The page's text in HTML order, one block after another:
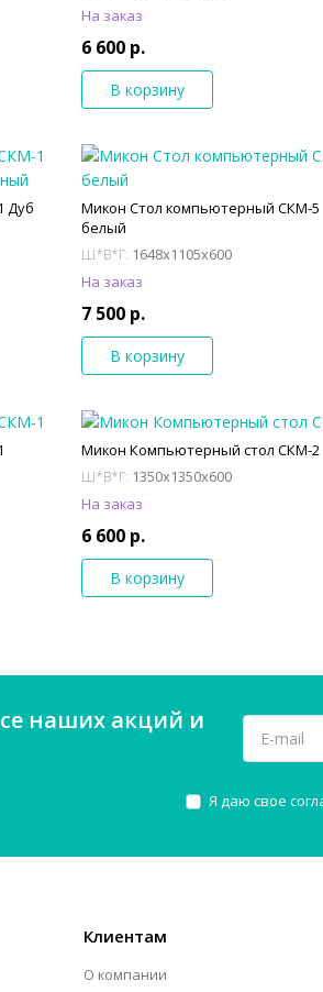
На заказ
6 600 р.
В корзину
Дуб
Микон Стол компьютерный СКМ-5
белый
Ш*В*Г: 1648x1105x600
На заказ
7 500 р.
В корзину
Микон Компьютерный стол СКМ-2
Ш*В*Г: 1350x1350x600
На заказ
6 600 р.
В корзину
наших акций и
Я даю свое
Клиентам
О компании